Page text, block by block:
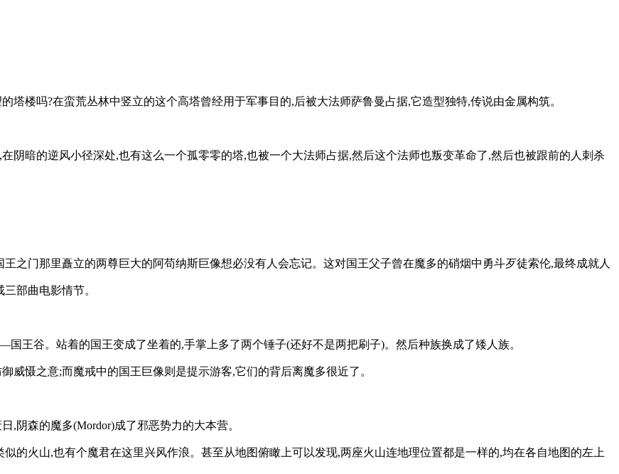
楼吗?在蛮荒丛林中竖立的这个高塔曾经用于军事目的,后被大法师萨鲁曼占据,它造型独特,传说由金属构筑。
暗的逆风小径深处,也有这么一个孤零零的塔,也被一个大法师占据,然后这个法师也叛变革命了,然后也被跟前的人刺杀
之门那里矗立的两尊巨大的阿苟纳斯巨像想必没有人会忘记。这对国王父子曾在魔多的硝烟中勇斗歹徒索伦,最终成就人
部曲电影情节。
王谷。站着的国王变成了坐着的,手掌上多了两个锤子(还好不是两把刷子)。然后种族换成了矮人族。
威慑之意;而魔戒中的国王巨像则是提示游客,它们的背后离魔多很近了。
,阴森的魔多(Mordor)成了邪恶势力的大本营。
的火山,也有个魔君在这里兴风作浪。甚至从地图俯瞰上可以发现,两座火山连地理位置都是一样的,均在各自地图的左上